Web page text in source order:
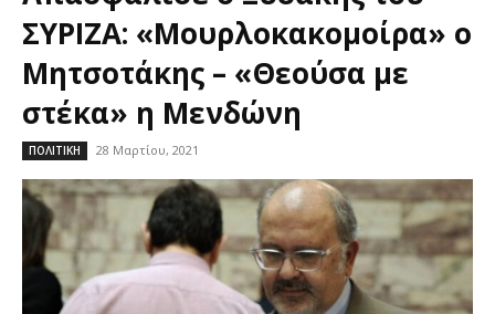
ΣΥΡΙΖΑ: «Μουρλοκακομοίρα» ο
Μητσοτάκης – «Θεούσα με
στέκα» η Μενδώνη
ΠΟΛΙΤΙΚΗ 28 Μαρτίου, 2021